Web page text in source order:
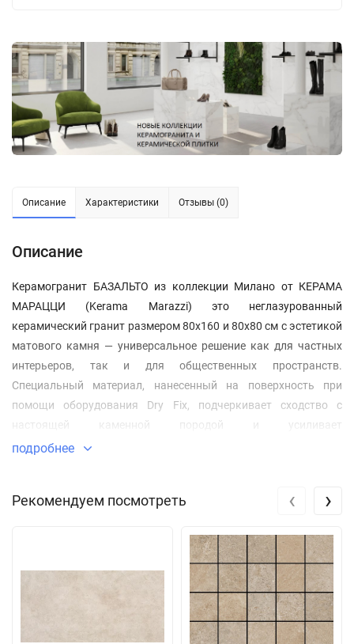
Описание Характеристики Отзывы (0)
Описание
Керамогранит БАЗАЛЬТО из коллекции Милано от КЕРАМА
МАРАЦЦИ (Kerama Marazzi) это неглазурованный
керамический гранит размером 80x160 и 80x80 см с эстетикой
матового камня — универсальное решение как для частных
интерьеров, так и для общественных пространств.
Специальный материал, нанесенный на поверхность при
помощи оборудования Dry Fix, подчеркивает сходство с
настоящей каменной породой и усиливает
противоскользящие свойства поверхности.
подробнее
Рекомендуем посмотреть ‹ ›